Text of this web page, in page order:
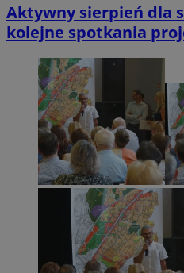
Aktywny sierpień dla
kolejne spotkania